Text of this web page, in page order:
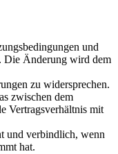
und
Die Änderung wird dem
zu widersprechen.
zwischen dem
Vertragsverhältnis mit
und verbindlich, wenn
hat.